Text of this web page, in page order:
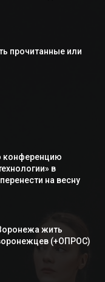
прочитанные или
в
на весну
жить
(+ОПРОС)